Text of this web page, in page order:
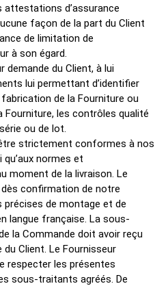
attestations d’assurance
façon de la part du Client
de limitation de
à son égard.
demande du Client, à lui
lui permettant d’identifier
fabrication de la Fourniture ou
les contrôles qualité
ou de lot.
strictement conformes à nos
normes et
moment de la livraison. Le
confirmation de notre
de montage et de
langue française. La sous-
la Commande doit avoir reçu
du Client. Le Fournisseur
respecter les présentes
sous-traitants agréés. De